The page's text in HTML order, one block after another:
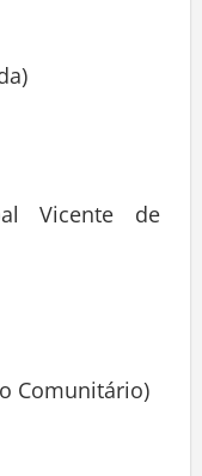
Vicente de
Comunitário)